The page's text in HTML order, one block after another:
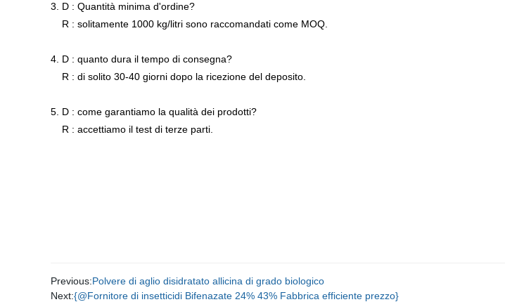
3. D : Quantità minima d'ordine?
R : solitamente 1000 kg/litri sono raccomandati come MOQ.
4. D : quanto dura il tempo di consegna?
R : di solito 30-40 giorni dopo la ricezione del deposito.
5. D : come garantiamo la qualità dei prodotti?
R : accettiamo il test di terze parti.
Previous:Polvere di aglio disidratato allicina di grado biologico
Next:{@Fornitore di insetticidi Bifenazate 24% 43% Fabbrica efficiente prezzo}